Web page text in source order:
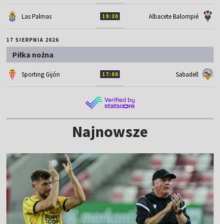
Las Palmas 19:30 Albacete Balompié
17 SIERPNIA 2026
Piłka nożna
Sporting Gijón 17:00 Sabadell
Najnowsze